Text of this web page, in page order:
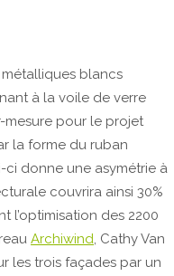
blancs
à la voile de verre
pour le pro­jet
la forme du ruban
donne une asymétrie à
couvrira ainsi 30%
l’optimisation des 2200
Archiwind, Cathy Van
les trois façades par un